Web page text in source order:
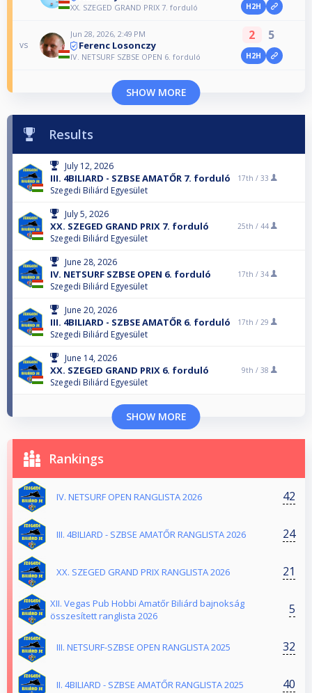
XX. SZEGED GRAND PRIX 7. forduló H2H
vs
Jun 28, 2026, 2:49 PM
Ferenc Losonczy
IV. NETSURF SZBSE OPEN 6. forduló
2 5
H2H
SHOW MORE
Results
July 12, 2026
III. 4BILIARD - SZBSE AMATŐR 7. forduló
Szegedi Biliárd Egyesület
17th / 33
July 5, 2026
XX. SZEGED GRAND PRIX 7. forduló
Szegedi Biliárd Egyesület
25th / 44
June 28, 2026
IV. NETSURF SZBSE OPEN 6. forduló
Szegedi Biliárd Egyesület
17th / 34
June 20, 2026
III. 4BILIARD - SZBSE AMATŐR 6. forduló
Szegedi Biliárd Egyesület
17th / 29
June 14, 2026
XX. SZEGED GRAND PRIX 6. forduló
Szegedi Biliárd Egyesület
9th / 38
SHOW MORE
Rankings
IV. NETSURF OPEN RANGLISTA 2026 42
III. 4BILIARD - SZBSE AMATŐR RANGLISTA 2026 24
XX. SZEGED GRAND PRIX RANGLISTA 2026 21
XII. Vegas Pub Hobbi Amatőr Biliárd bajnokság
összesített ranglista 2026
5
III. NETSURF-SZBSE OPEN RANGLISTA 2025 32
II. 4BILIARD - SZBSE AMATŐR RANGLISTA 2025 40